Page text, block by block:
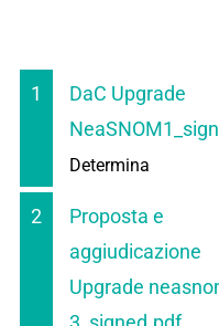
1
DaC Upgrade
Determina
2
Proposta e
aggiudicazione
Upgrade